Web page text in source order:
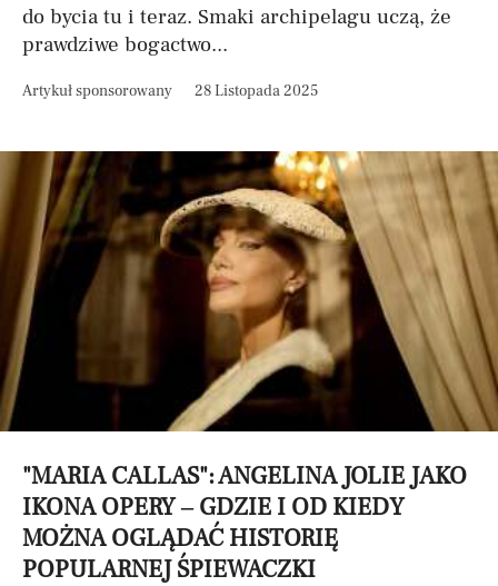
do bycia tu i teraz. Smaki archipelagu uczą, że
prawdziwe bogactwo...
Artykuł sponsorowany 28 Listopada 2025
"MARIA CALLAS": ANGELINA JOLIE JAKO
IKONA OPERY – GDZIE I OD KIEDY
MOŻNA OGLĄDAĆ HISTORIĘ
POPULARNEJ ŚPIEWACZKI